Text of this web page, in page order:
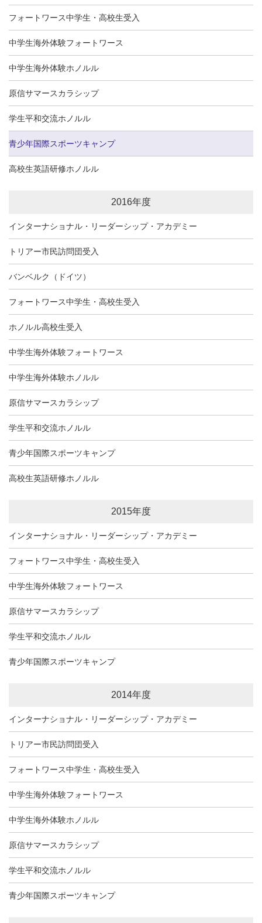
フォートワース中学生・高校生受入
中学生海外体験フォートワース
中学生海外体験ホノルル
原信サマースカラシップ
学生平和交流ホノルル
青少年国際スポーツキャンプ
高校生英語研修ホノルル
2016年度
インターナショナル・リーダーシップ・アカデミー
トリアー市民訪問団受入
バンベルク（ドイツ）
フォートワース中学生・高校生受入
ホノルル高校生受入
中学生海外体験フォートワース
中学生海外体験ホノルル
原信サマースカラシップ
学生平和交流ホノルル
青少年国際スポーツキャンプ
高校生英語研修ホノルル
2015年度
インターナショナル・リーダーシップ・アカデミー
フォートワース中学生・高校生受入
中学生海外体験フォートワース
原信サマースカラシップ
学生平和交流ホノルル
青少年国際スポーツキャンプ
2014年度
インターナショナル・リーダーシップ・アカデミー
トリアー市民訪問団受入
フォートワース中学生・高校生受入
中学生海外体験フォートワース
中学生海外体験ホノルル
原信サマースカラシップ
学生平和交流ホノルル
青少年国際スポーツキャンプ